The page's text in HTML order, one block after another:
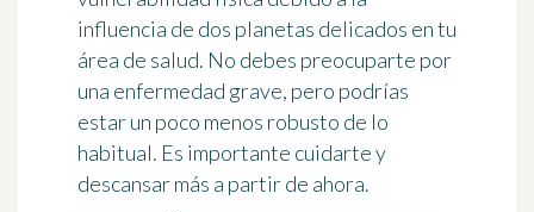
influencia de dos planetas delicados en tu
área de salud. No debes preocuparte por
una enfermedad grave, pero podrías
estar un poco menos robusto de lo
habitual. Es importante cuidarte y
descansar más a partir de ahora.